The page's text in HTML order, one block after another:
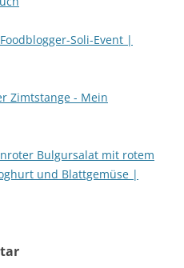
Soli-Event |
Zimtstange - Mein
Bulgursalat mit rotem
und Blattgemüse |